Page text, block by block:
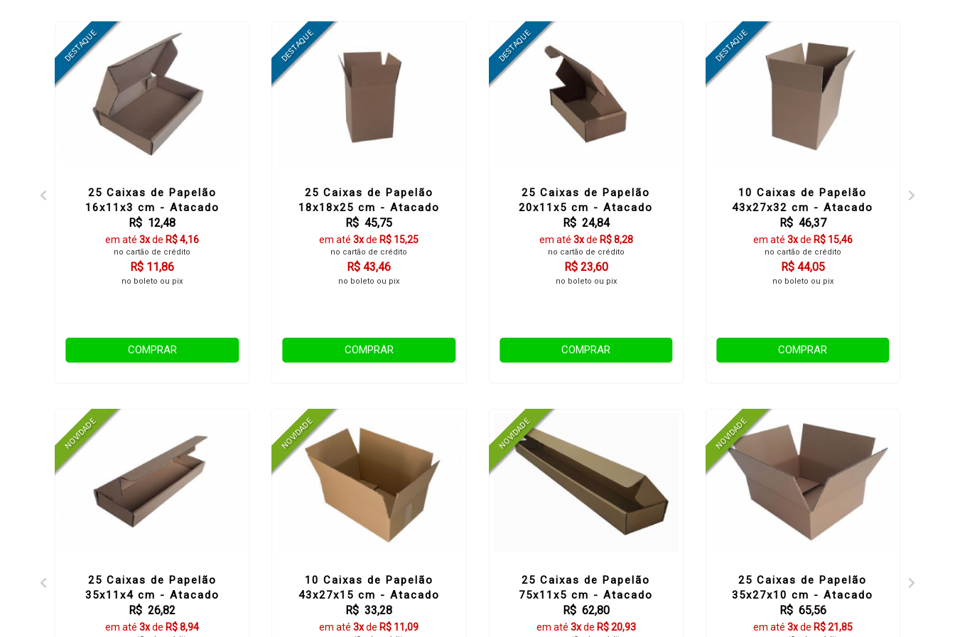
25 Caixas de Papelão
16x11x3 cm - Atacado
R$ 12,48
em até3xde R$ 4,16
no cartão de crédito
R$ 11,86
no boleto ou pix
COMPRAR
25 Caixas de Papelão
18x18x25 cm - Atacado
R$ 45,75
em até3xde R$ 15,25
no cartão de crédito
R$ 43,46
no boleto ou pix
COMPRAR
25 Caixas de Papelão
20x11x5 cm - Atacado
R$ 24,84
em até 3xde R$ 8,28
no cartão de crédito
R$ 23,60
no boleto ou pix
COMPRAR
10 Caixas de Papelão
43x27x32 cm - Atacado
R$ 46,37
em até 3xde R$ 15,46
no cartão de crédito
R$ 44,05
no boleto ou pix
COMPRAR
25 Caixas de Papelão
35x11x4 cm - Atacado
R$ 26,82
em até3xde R$ 8,94
10 Caixas de Papelão
43x27x15 cm - Atacado
R$ 33,28
em até3xde R$ 11,09
25 Caixas de Papelão
75x11x5 cm - Atacado
R$ 62,80
em até 3xde R$ 20,93
25 Caixas de Papelão
35x27x10 cm - Atacado
R$ 65,56
em até 3xde R$ 21,85